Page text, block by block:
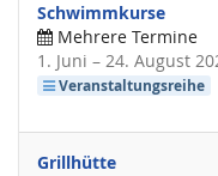
Schwimmkurse
Mehrere Termine
1. Juni –bis
24. August
Veranstaltungsreihe
Grillhütte